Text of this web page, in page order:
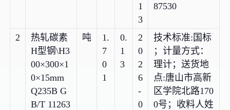
1
3
87530
2
热轧碳素
H型钢\H3
00×300×1
0×15mm
Q235B G
B/T 11263
吨
1.
7
0
1
0.
1
3
2
0
2
6
-
0
技术标准:国标
；计量方式：
理计；送货地
点:唐山市高新
区学院北路170
0号；收料人姓